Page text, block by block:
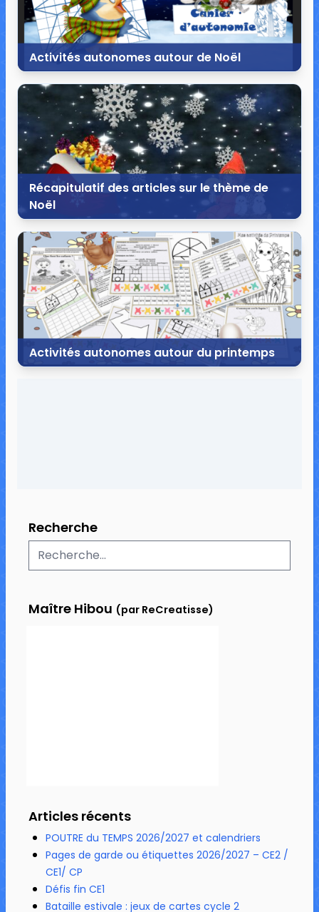
Activités autonomes autour de Noël
9 décembre 2017
56 commentaires
239 674 vues
Récapitulatif des articles sur le thème de
Noël
26 novembre 2016
2 commentaires
6 749 vues
Activités autonomes autour du printemps
Recherche
Maître Hibou (par ReCreatisse)
Articles récents
POUTRE du TEMPS 2026/2027 et calendriers
Pages de garde ou étiquettes 2026/2027 – CE2 /
CE1/ CP
Défis fin CE1
Bataille estivale : jeux de cartes cycle 2